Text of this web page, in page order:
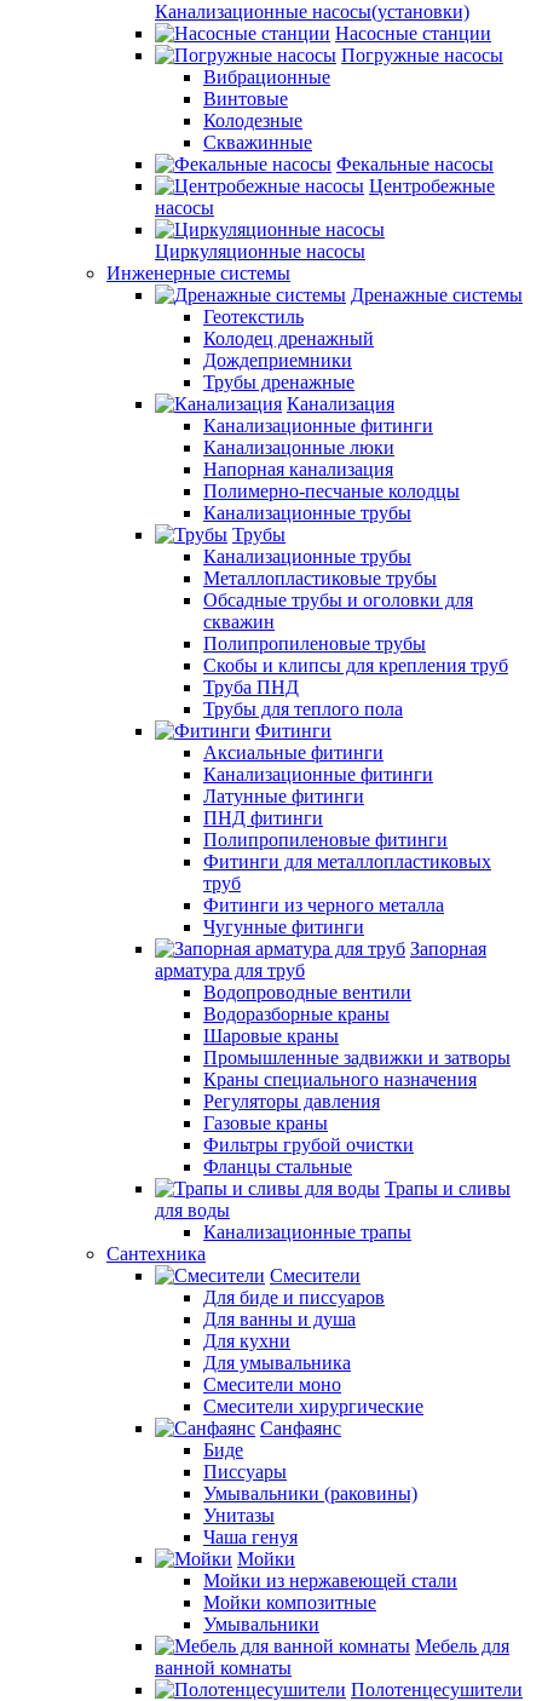
Канализационные насосы(установки)
Насосные станции
Погружные насосы
Вибрационные
Винтовые
Колодезные
Скважинные
Фекальные насосы
Центробежные
насосы
Циркуляционные насосы
Инженерные системы
Дренажные системы
Геотекстиль
Колодец дренажный
Дождеприемники
Трубы дренажные
Канализация
Канализационные фитинги
Канализацонные люки
Напорная канализация
Полимерно-песчаные колодцы
Канализационные трубы
Трубы
Канализационные трубы
Металлопластиковые трубы
Обсадные трубы и оголовки для
скважин
Полипропиленовые трубы
Скобы и клипсы для крепления труб
Труба ПНД
Трубы для теплого пола
Фитинги
Аксиальные фитинги
Канализационные фитинги
Латунные фитинги
ПНД фитинги
Полипропиленовые фитинги
Фитинги для металлопластиковых
труб
Фитинги из черного металла
Чугунные фитинги
Запорная
арматура для труб
Водопроводные вентили
Водоразборные краны
Шаровые краны
Промышленные задвижки и затворы
Краны специального назначения
Регуляторы давления
Газовые краны
Фильтры грубой очистки
Фланцы стальные
Трапы и сливы
для воды
Канализационные трапы
Сантехника
Смесители
Для биде и писсуаров
Для ванны и душа
Для кухни
Для умывальника
Смесители моно
Смесители хирургические
Санфаянс
Биде
Писсуары
Умывальники (раковины)
Унитазы
Чаша генуя
Мойки
Мойки из нержавеющей стали
Мойки композитные
Умывальники
Мебель для
ванной комнаты
Полотенцесушители